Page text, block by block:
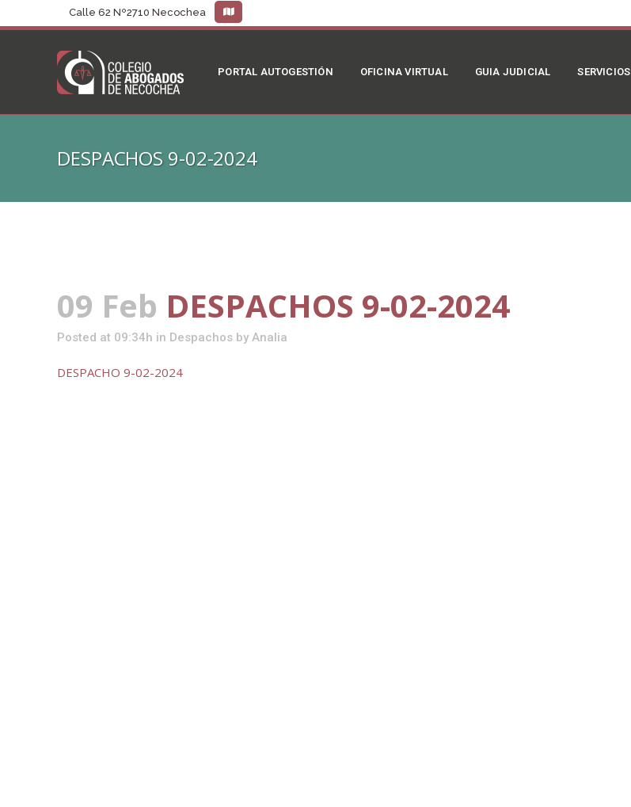
Calle 62 Nº2710 Necochea
PORTAL AUTOGESTIÓN OFICINA VIRTUAL GUIA JUDICIAL SERVICIOS
DESPACHOS 9-02-2024
09 Feb DESPACHOS 9-02-2024
Posted at 09:34h in Despachos by Analia
DESPACHO 9-02-2024